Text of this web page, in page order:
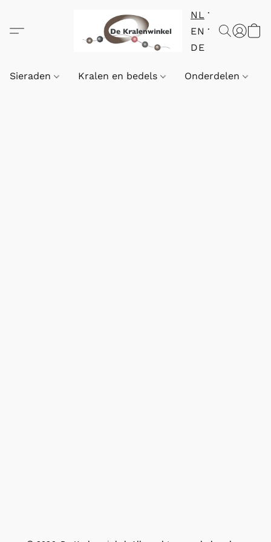
NL
EN
DE
Sieraden Kralen en bedels Onderdelen